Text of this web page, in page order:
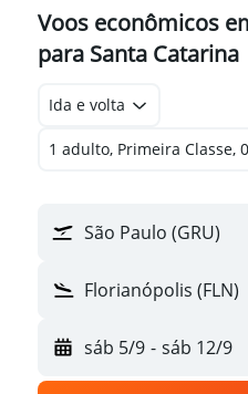
Voos econômicos
para Santa Catarina
Ida e volta
1 adulto, Primeira Classe,
São Paulo (GRU)
Florianópolis (FLN)
sáb 5/9 - sáb 12/9